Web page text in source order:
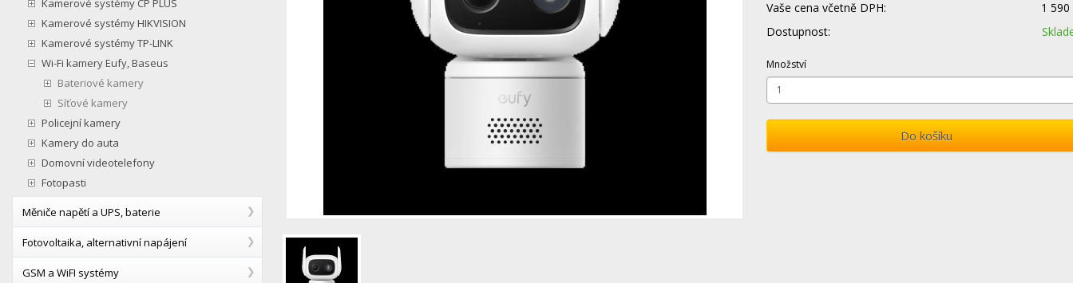
Kamerové systémy CP PLUS
Kamerové systémy HIKVISION
Kamerové systémy TP-LINK
Wi-Fi kamery Eufy, Baseus
Bateriové kamery
Síťové kamery
Policejní kamery
Kamery do auta
Domovní videotelefony
Fotopasti
Měniče napětí a UPS, baterie
Fotovoltaika, alternativní napájení
GSM a WiFI systémy
Vaše cena včetně DPH:
1 590
Dostupnost:
Množství
Do košíku